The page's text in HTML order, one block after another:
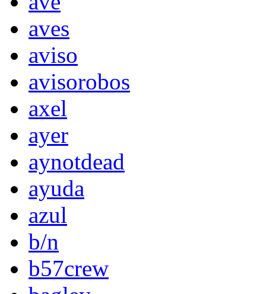
aves
aviso
avisorobos
axel
ayer
aynotdead
ayuda
azul
b/n
b57crew